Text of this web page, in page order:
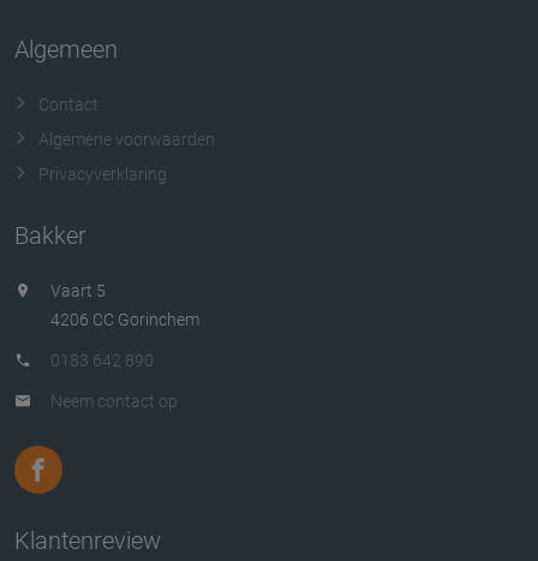
Algemeen
Contact
Algemene voorwaarden
Privacyverklaring
Bakker
Vaart 5
4206 CC Gorinchem
0183 642 890
Neem contact op
Klantenreview